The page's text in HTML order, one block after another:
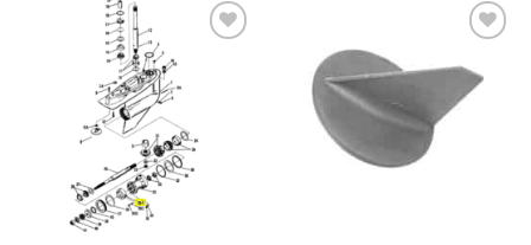
AJOUTER
D’ENVIES
À LA
LISTE
D’ENVIES